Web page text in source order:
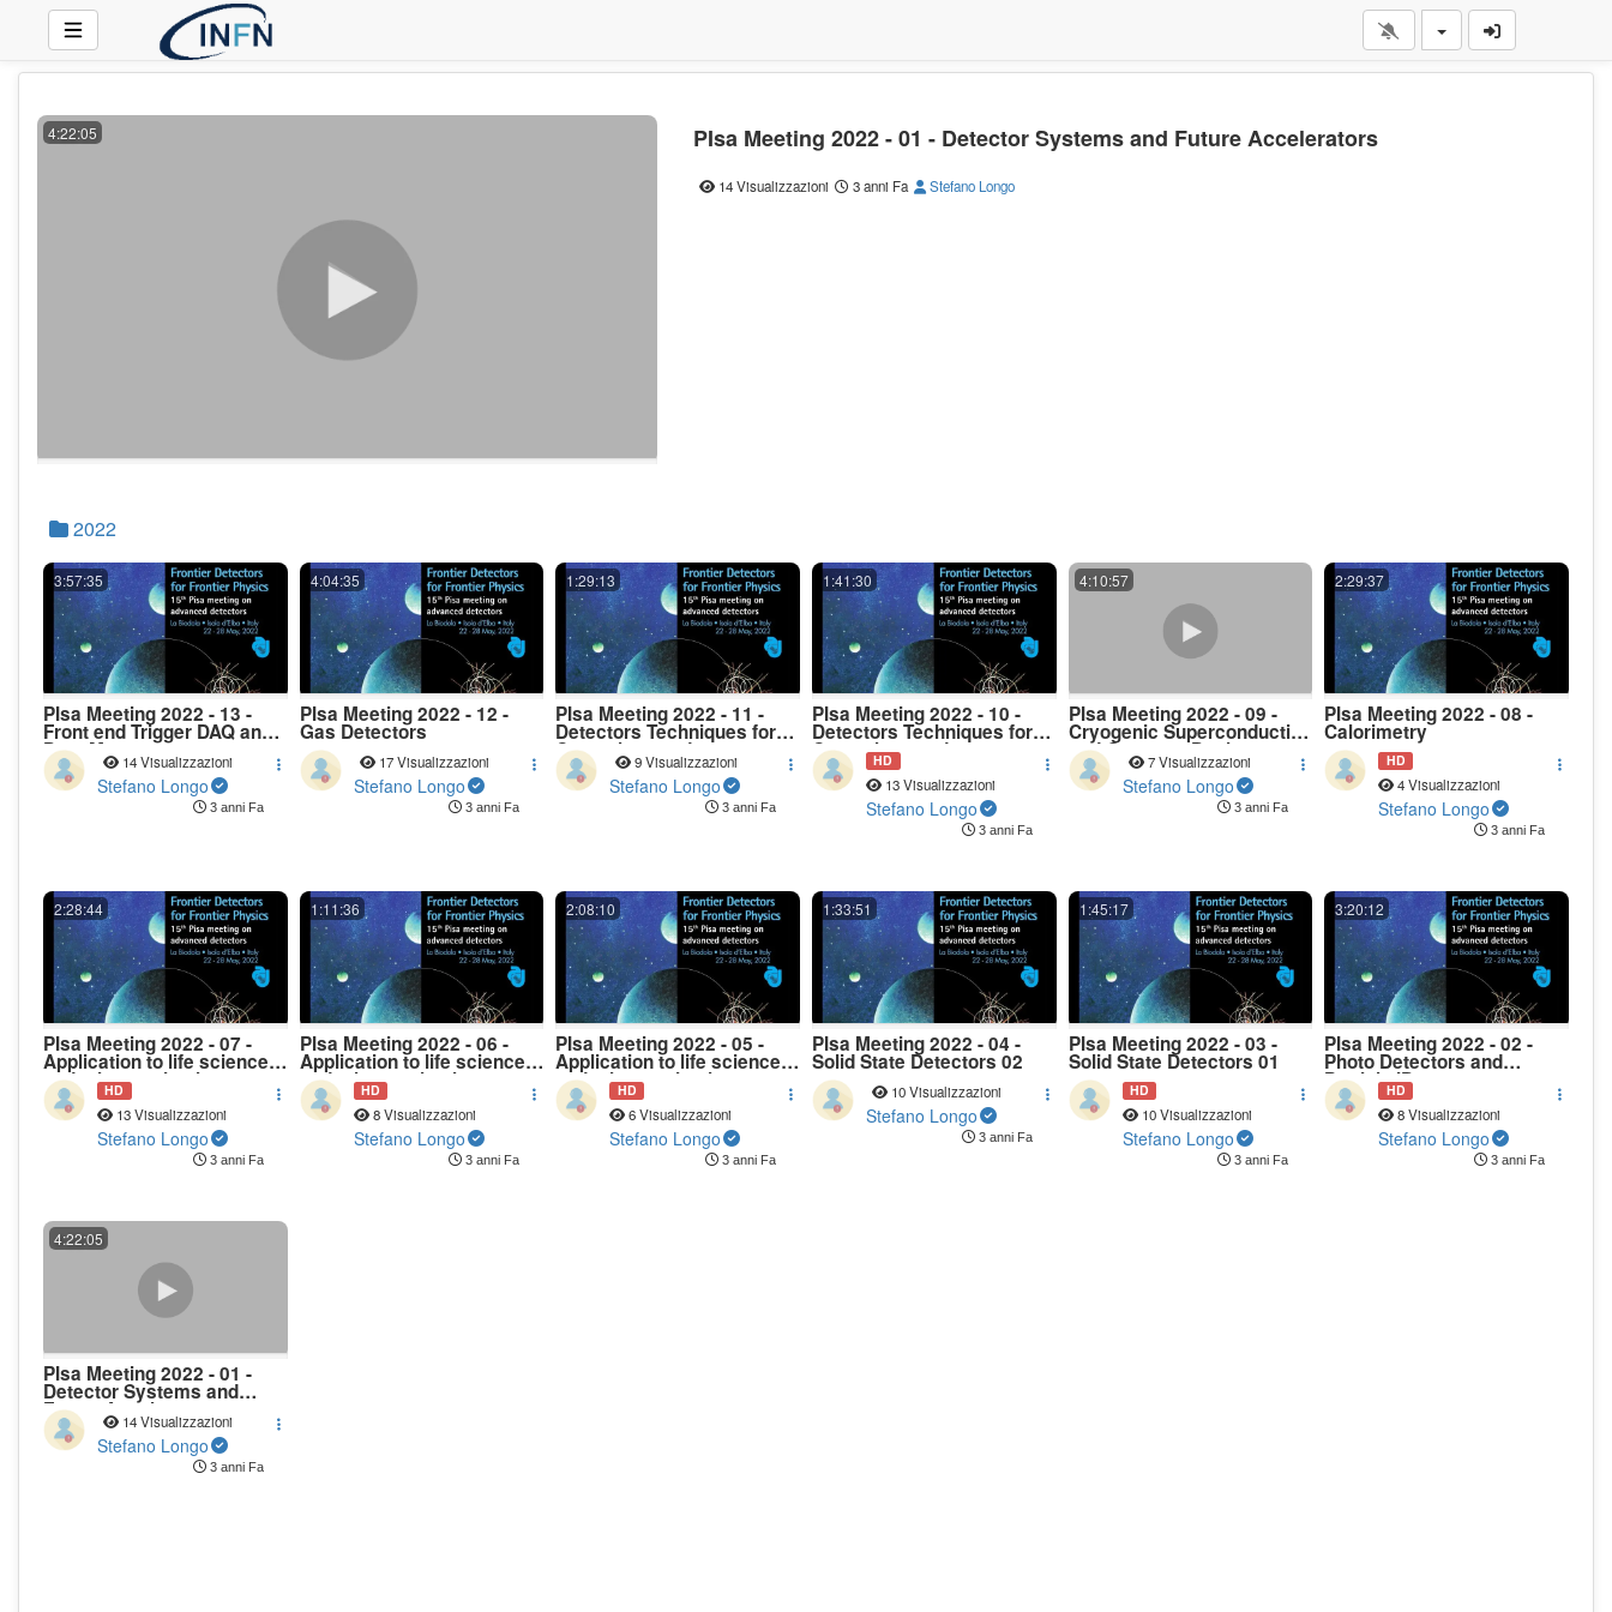
4:22:05 PIsa Meeting 2022 - 01 - Detector Systems and Future Accelerators
14 Visualizzazioni 3 anni Fa Stefano Longo
2022
3:57:35
PIsa Meeting 2022 - 13 -
Front end Trigger DAQ and
Data Management
14 Visualizzazioni
Stefano Longo
3 anni Fa
4:04:35
PIsa Meeting 2022 - 12 -
Gas Detectors
17 Visualizzazioni
Stefano Longo
3 anni Fa
1:29:13
PIsa Meeting 2022 - 11 -
Detectors Techniques for
Cosmology and
Astroparticle -02
9 Visualizzazioni
Stefano Longo
3 anni Fa
1:41:30
PIsa Meeting 2022 - 10 -
Detectors Techniques for
Cosmology and
Astroparticle-01
HD
13 Visualizzazioni
Stefano Longo
3 anni Fa
4:10:57
PIsa Meeting 2022 - 09 -
Cryogenic Superconductive
and Quantum Devices -
ICFA Award talk
7 Visualizzazioni
Stefano Longo
3 anni Fa
2:29:37
PIsa Meeting 2022 - 08 -
Calorimetry
HD
4 Visualizzazioni
Stefano Longo
3 anni Fa
2:28:44
PIsa Meeting 2022 - 07 -
Application to life sciences
and other societal
challanges - 02
HD
13 Visualizzazioni
Stefano Longo
3 anni Fa
1:11:36
PIsa Meeting 2022 - 06 -
Application to life sciences
and other societal
challanges - 02
HD
8 Visualizzazioni
Stefano Longo
3 anni Fa
2:08:10
PIsa Meeting 2022 - 05 -
Application to life sciences
and other societal
challanges - 01
HD
6 Visualizzazioni
Stefano Longo
3 anni Fa
1:33:51
PIsa Meeting 2022 - 04 -
Solid State Detectors 02
10 Visualizzazioni
Stefano Longo
3 anni Fa
1:45:17
PIsa Meeting 2022 - 03 -
Solid State Detectors 01
HD
10 Visualizzazioni
Stefano Longo
3 anni Fa
3:20:12
PIsa Meeting 2022 - 02 -
Photo Detectors and
Particle ID
HD
8 Visualizzazioni
Stefano Longo
3 anni Fa
4:22:05
PIsa Meeting 2022 - 01 -
Detector Systems and
Future Accelerators
14 Visualizzazioni
Stefano Longo
3 anni Fa